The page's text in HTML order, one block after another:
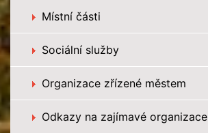
Místní části
Sociální služby
Organizace zřízené městem
Odkazy na zajímavé organizace